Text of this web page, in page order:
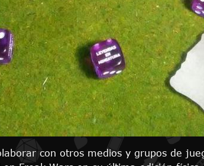
con otros medios y grupos de